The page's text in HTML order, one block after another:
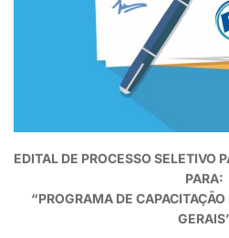
EDITAL DE PROCESSO SELETIVO
PARA:
“PROGRAMA DE